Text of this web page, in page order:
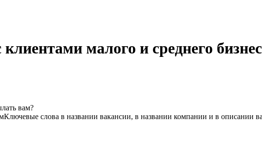
малого и среднего
вам?
Ключевые слова в названии вакансии, в названии компании и в описании